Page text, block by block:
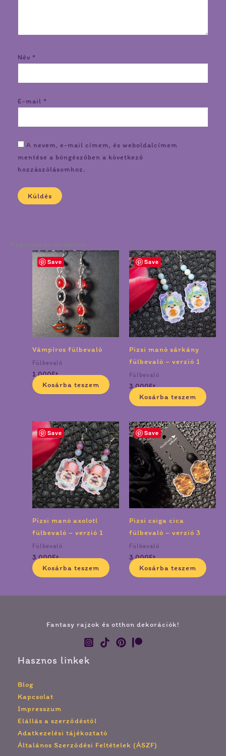
Név *
E-mail *
A nevem, e-mail címem, és weboldalcímem
mentése a böngészőben a következő
hozzászólásomhoz.
Kapcsolódó termékek
Save
Vámpíros fülbevaló
Fülbevaló
1 000Ft
Kosárba teszem
Save
Pizsi manó sárkány
fülbevaló – verzió 1
Fülbevaló
3 000Ft
Kosárba teszem
Save
Pizsi manó axolotl
fülbevaló – verzió 1
Fülbevaló
3 000Ft
Kosárba teszem
Save
Pizsi csiga cica
fülbevaló – verzió 3
Fülbevaló
3 000Ft
Kosárba teszem
Fantasy rajzok és otthon dekorációk!
Hasznos linkek
Blog
Kapcsolat
Impresszum
Elállás a szerződéstől
Adatkezelési tájékoztató
Általános Szerződési Feltételek (ÁSZF)